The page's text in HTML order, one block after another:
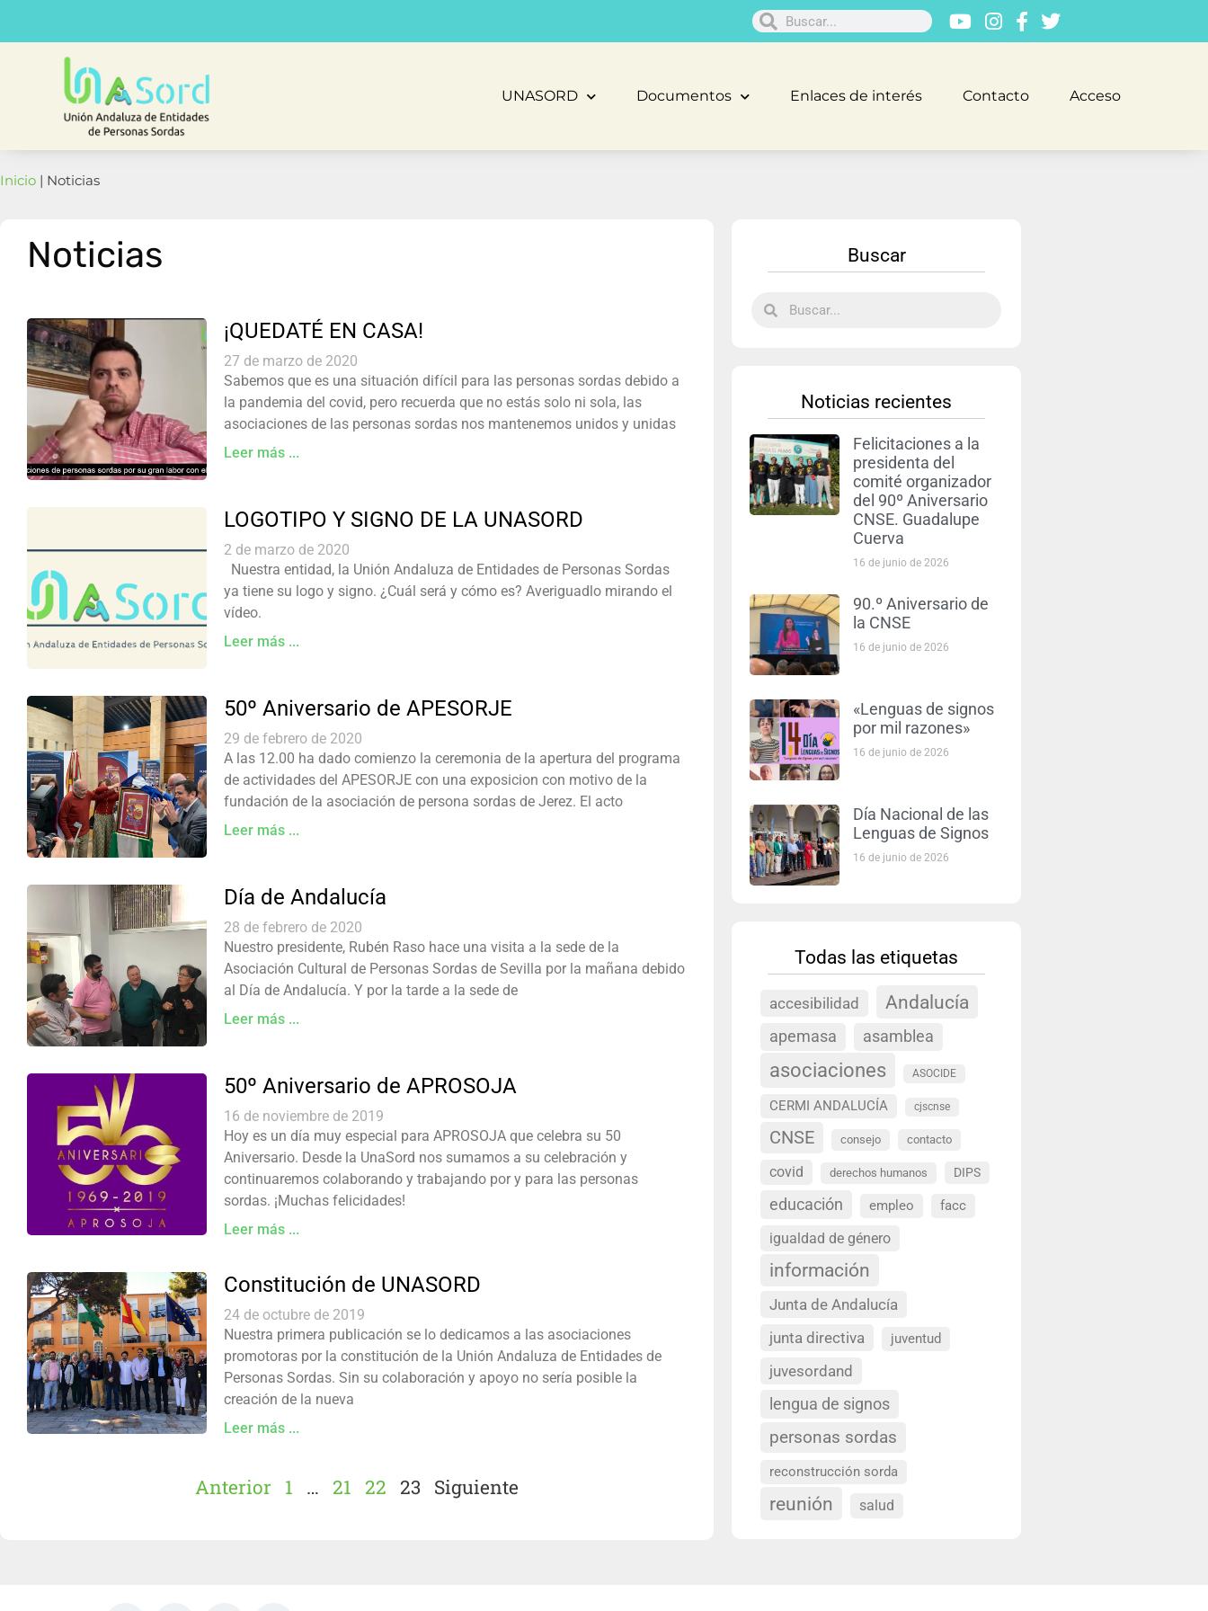
UNASORD Documentos Enlaces de interés Contacto Acceso
Inicio | Noticias
Noticias
¡QUEDATÉ EN CASA!
27 de marzo de 2020
Sabemos que es una situación difícil para las personas sordas debido a
la pandemia del covid, pero recuerda que no estás solo ni sola, las
asociaciones de las personas sordas nos mantenemos unidos y unidas
Leer más ...
LOGOTIPO Y SIGNO DE LA UNASORD
2 de marzo de 2020
Nuestra entidad, la Unión Andaluza de Entidades de Personas Sordas
ya tiene su logo y signo. ¿Cuál será y cómo es? Averiguadlo mirando el
vídeo.
Leer más ...
50º Aniversario de APESORJE
29 de febrero de 2020
A las 12.00 ha dado comienzo la ceremonia de la apertura del programa
de actividades del APESORJE con una exposicion con motivo de la
fundación de la asociación de persona sordas de Jerez. El acto
Leer más ...
Día de Andalucía
28 de febrero de 2020
Nuestro presidente, Rubén Raso hace una visita a la sede de la
Asociación Cultural de Personas Sordas de Sevilla por la mañana debido
al Día de Andalucía. Y por la tarde a la sede de
Leer más ...
50º Aniversario de APROSOJA
16 de noviembre de 2019
Hoy es un día muy especial para APROSOJA que celebra su 50
Aniversario. Desde la UnaSord nos sumamos a su celebración y
continuaremos colaborando y trabajando por y para las personas
sordas. ¡Muchas felicidades! ‬
Leer más ...
Constitución de UNASORD
24 de octubre de 2019
Nuestra primera publicación se lo dedicamos a las asociaciones
promotoras por la constitución de la Unión Andaluza de Entidades de
Personas Sordas. Sin su colaboración y apoyo no sería posible la
creación de la nueva
Leer más ...
Anterior 1 … 21 22 23 Siguiente
Buscar
Noticias recientes
Felicitaciones a la
presidenta del
comité organizador
del 90º Aniversario
CNSE. Guadalupe
Cuerva
16 de junio de 2026
90.º Aniversario de
la CNSE
16 de junio de 2026
«Lenguas de signos
por mil razones»
16 de junio de 2026
Día Nacional de las
Lenguas de Signos
16 de junio de 2026
Todas las etiquetas
accesibilidad Andalucía
apemasa asamblea
asociaciones ASOCIDE
CERMI ANDALUCÍA cjscnse
CNSE consejo contacto
covid derechos humanos DIPS
educación empleo facc
igualdad de género
información
Junta de Andalucía
junta directiva
juventud
juvesordand
lengua de signos
personas sordas
reconstrucción sorda
reunión salud